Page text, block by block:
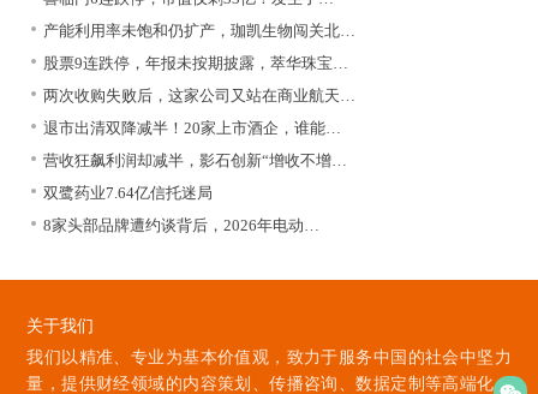
产能利用率未饱和仍扩产，珈凯生物闯关北…
股票9连跌停，年报未按期披露，萃华珠宝…
两次收购失败后，这家公司又站在商业航天…
退市出清双降减半！20家上市酒企，谁能…
营收狂飙利润却减半，影石创新“增收不增…
双鹭药业7.64亿信托迷局
8家头部品牌遭约谈背后，2026年电动…
关于我们
我们以精准、专业为基本价值观，致力于服务中国的社会中坚力
量，提供财经领域的内容策划、传播咨询、数据定制等高端化、